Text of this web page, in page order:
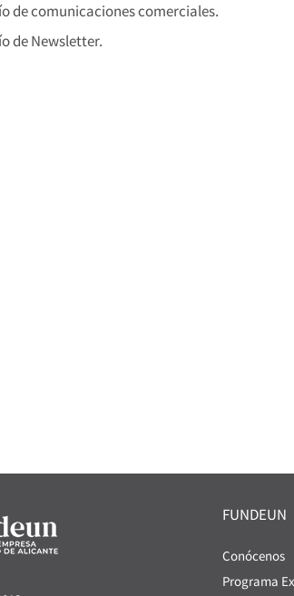
de comunicaciones comerciales.
de Newsletter.
FUNDEUN
Conócenos
Programa